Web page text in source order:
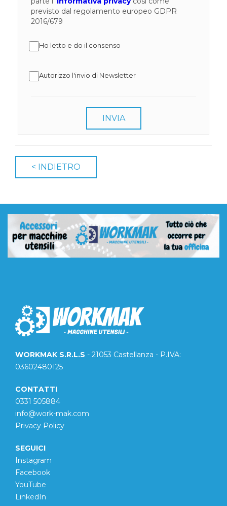
previsto dal regolamento europeo GDPR
2016/679
Ho letto e do il consenso
Autorizzo l'invio di Newsletter
INVIA
WORKMAK S.R.L.S - 21053 Castellanza - P.IVA:
03602480125
CONTATTI
0331 505884
info@work-mak.com
Privacy Policy
SEGUICI
Instagram
Facebook
YouTube
LinkedIn